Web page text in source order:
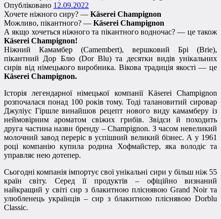
Опубліковано 12.09.2022
Хочете ніжного сиру? — Käserei Champignon
Можливо, пікантного? — Käserei Champignon
А якщо хочеться ніжного та пікантного водночас? — це також
Käserei Champignon!
Ніжний Камамбер (Camembert), вершковий Брі (Brie),
пікантний Дор Блю (Dor Blu) та десятки видів унікальних
сирів від німецького виробника. Вікова традиція якості — це
Käserei Champignon.
Історія легендарної німецької компанії Käserei Champignon
розпочалася понад 100 років тому. Тоді талановитий сировар
Джуліус Гіршле винайшов рецепт нового виду камамберу із
неймовірним ароматом свіжих грибів. Звідси й походить
друга частина назви бренду – Champignon. З часом невеликий
молочний завод переріс в успішний великий бізнес. А у 1961
році компанію купила родина Хофмайстер, яка володіє та
управляє нею дотепер.
Сьогодні компанія імпортує свої унікальні сири у більш ніж 55
країн світу. Серед її продуктів – офіційно визнаний
найкращий у світі сир з блакитною пліснявою Grand Noir та
улюбленець українців – сир з блакитною пліснявою Dorblu
Classic.